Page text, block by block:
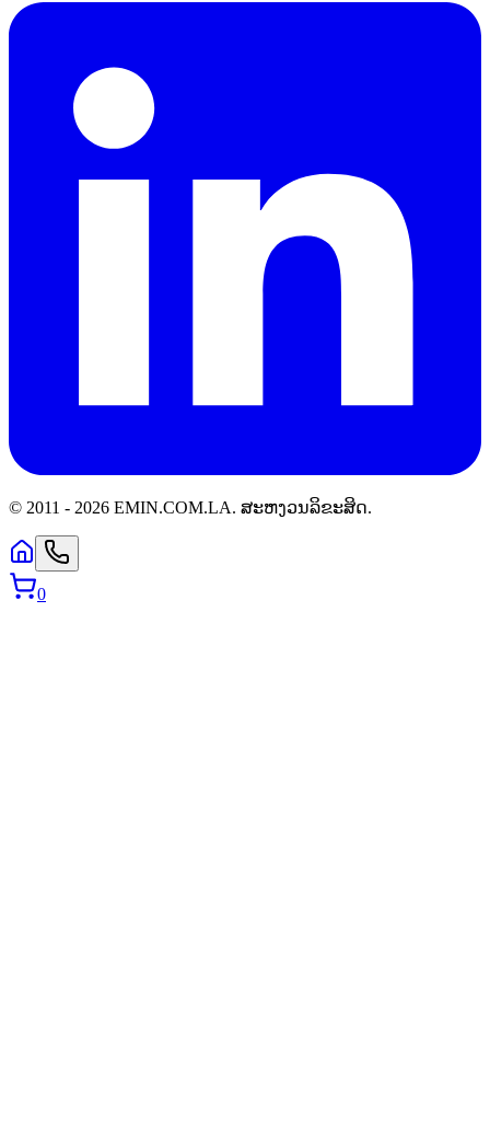
© 2011 - 2026 EMIN.COM.LA. ສະຫງວນລິຂະສິດ.
0